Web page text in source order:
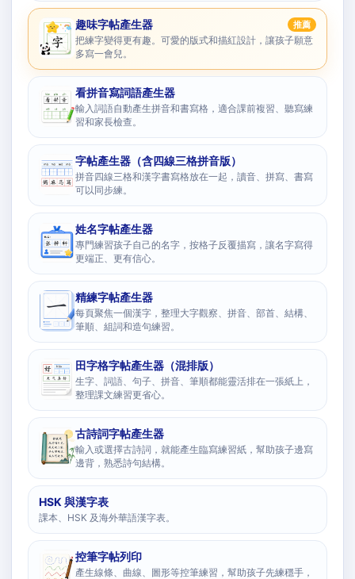
趣味字帖產生器 推薦
把練字變得更有趣。可愛的版式和描紅設計，讓孩子願意
多寫一會兒。
看拼音寫詞語產生器
輸入詞語自動產生拼音和書寫格，適合課前複習、聽寫練
習和家長檢查。
字帖產生器（含四線三格拼音版）
拼音四線三格和漢字書寫格放在一起，讀音、拼寫、書寫
可以同步練。
姓名字帖產生器
專門練習孩子自己的名字，按格子反覆描寫，讓名字寫得
更端正、更有信心。
精練字帖產生器
每頁聚焦一個漢字，整理大字觀察、拼音、部首、結構、
筆順、組詞和造句練習。
田字格字帖產生器（混排版）
生字、詞語、句子、拼音、筆順都能靈活排在一張紙上，
整理課文練習更省心。
古詩詞字帖產生器
輸入或選擇古詩詞，就能產生臨寫練習紙，幫助孩子邊寫
邊背，熟悉詩句結構。
HSK 與漢字表
課本、HSK 及海外華語漢字表。
控筆字帖列印
產生線條、曲線、圖形等控筆練習，幫助孩子先練穩手，